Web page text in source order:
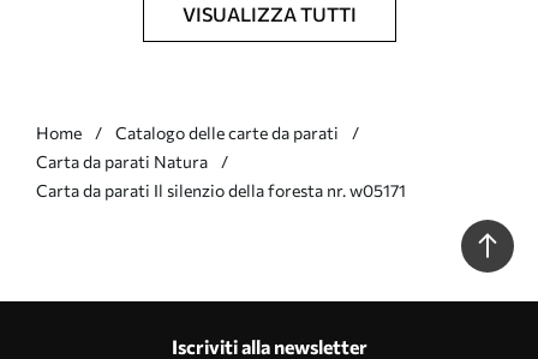
VISUALIZZA TUTTI
Home
Catalogo delle carte da parati
Carta da parati Natura
Carta da parati Il silenzio della foresta nr. w05171
Iscriviti alla newsletter